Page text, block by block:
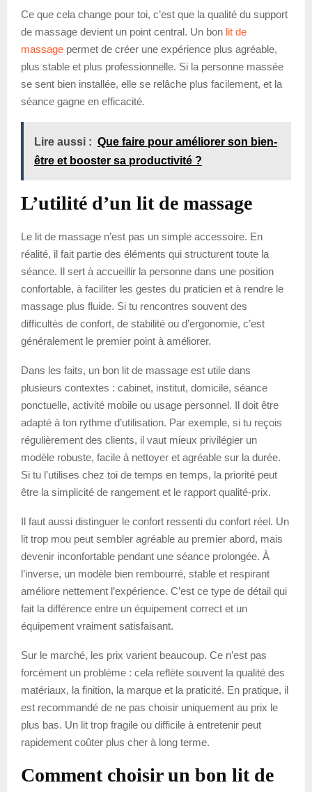
Ce que cela change pour toi, c’est que la qualité du support
de massage devient un point central. Un bon lit de
massage permet de créer une expérience plus agréable,
plus stable et plus professionnelle. Si la personne massée
se sent bien installée, elle se relâche plus facilement, et la
séance gagne en efficacité.
Lire aussi : Que faire pour améliorer son bien-
être et booster sa productivité ?
L’utilité d’un lit de massage
Le lit de massage n’est pas un simple accessoire. En
réalité, il fait partie des éléments qui structurent toute la
séance. Il sert à accueillir la personne dans une position
confortable, à faciliter les gestes du praticien et à rendre le
massage plus fluide. Si tu rencontres souvent des
difficultés de confort, de stabilité ou d’ergonomie, c’est
généralement le premier point à améliorer.
Dans les faits, un bon lit de massage est utile dans
plusieurs contextes : cabinet, institut, domicile, séance
ponctuelle, activité mobile ou usage personnel. Il doit être
adapté à ton rythme d’utilisation. Par exemple, si tu reçois
régulièrement des clients, il vaut mieux privilégier un
modèle robuste, facile à nettoyer et agréable sur la durée.
Si tu l’utilises chez toi de temps en temps, la priorité peut
être la simplicité de rangement et le rapport qualité-prix.
Il faut aussi distinguer le confort ressenti du confort réel. Un
lit trop mou peut sembler agréable au premier abord, mais
devenir inconfortable pendant une séance prolongée. À
l’inverse, un modèle bien rembourré, stable et respirant
améliore nettement l’expérience. C’est ce type de détail qui
fait la différence entre un équipement correct et un
équipement vraiment satisfaisant.
Sur le marché, les prix varient beaucoup. Ce n’est pas
forcément un problème : cela reflète souvent la qualité des
matériaux, la finition, la marque et la praticité. En pratique, il
est recommandé de ne pas choisir uniquement au prix le
plus bas. Un lit trop fragile ou difficile à entretenir peut
rapidement coûter plus cher à long terme.
Comment choisir un bon lit de